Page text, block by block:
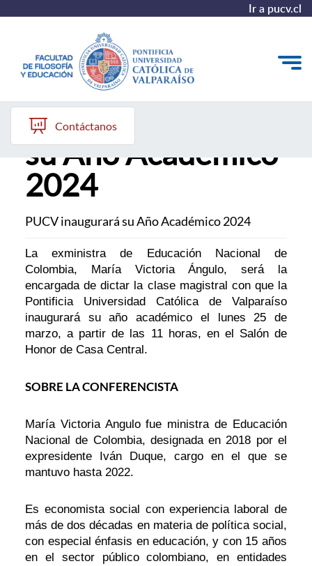
Ir a pucv.cl
Quiénes somos
Líneas de trabajo 2025-2028
Historia
Contáctanos
PUCV inaugurará
su Año Académico
2024
PUCV inaugurará su Año Académico 2024
La exministra de Educación Nacional de
Colombia, María Victoria Ángulo, será la
encargada de dictar la clase magistral con que la
Pontificia Universidad Católica de Valparaíso
inaugurará su año académico el lunes 25 de
marzo, a partir de las 11 horas, en el Salón de
Honor de Casa Central.
SOBRE LA CONFERENCISTA
María Victoria Angulo fue ministra de Educación
Nacional de Colombia, designada en 2018 por el
expresidente Iván Duque, cargo en el que se
mantuvo hasta 2022.
Es economista social con experiencia laboral de
más de dos décadas en materia de política social,
con especial énfasis en educación, y con 15 años
en el sector público colombiano, en entidades